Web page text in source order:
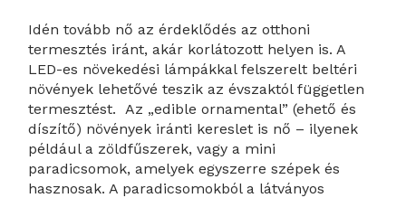
Idén tovább nő az érdeklődés az otthoni
termesztés iránt, akár korlátozott helyen is. A
LED-es növekedési lámpákkal felszerelt beltéri
növények lehetővé teszik az évszaktól független
termesztést. Az „edible ornamental” (ehető és
díszítő) növények iránti kereslet is nő – ilyenek
például a zöldfűszerek, vagy a mini
paradicsomok, amelyek egyszerre szépek és
hasznosak. A paradicsomokból a látványos